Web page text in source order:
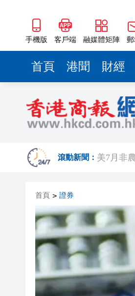
手機版 客戶端 融媒體矩陣
首頁 港聞 財經
滾動新聞：
有片丨宇
有片丨港
警方元朗
市場料美
相約深
首頁 > 證券